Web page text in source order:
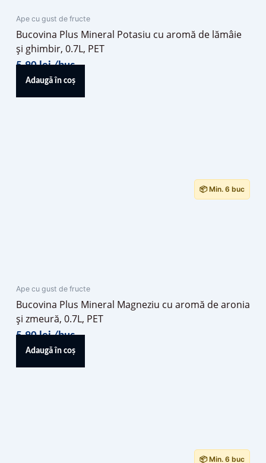
Ape cu gust de fructe
Bucovina Plus Mineral Potasiu cu aromă de lămâie
și ghimbir, 0.7L, PET
5,90lei/buc
Adaugă în coș
📦 Min. 6 buc
Ape cu gust de fructe
Bucovina Plus Mineral Magneziu cu aromă de aronia
și zmeură, 0.7L, PET
5,90lei/buc
Adaugă în coș
📦 Min. 6 buc